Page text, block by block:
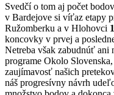
Svedčí o tom aj počet
v Bardejove si víťaz etapy
Ružomberku a v Hlohovci
koncovky v prvej a
Netreba však zabudnúť ani
programe Okolo
zaujímavosť našich
náš progresívny návrh